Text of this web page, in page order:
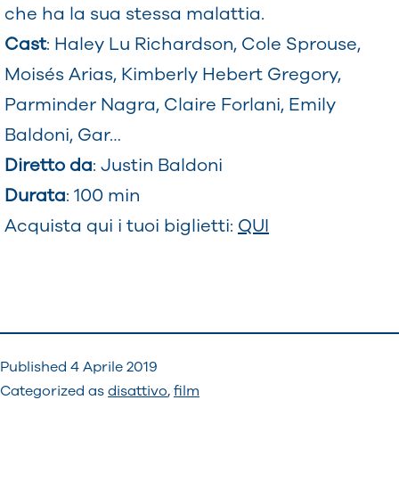
che ha la sua stessa malattia.
Cast: Haley Lu Richardson, Cole Sprouse,
Moisés Arias, Kimberly Hebert Gregory,
Parminder Nagra, Claire Forlani, Emily
Baldoni, Gar…
Diretto da: Justin Baldoni
Durata: 100 min
Acquista qui i tuoi biglietti: QUI
Published 4 Aprile 2019
Categorized asdisattivo,film